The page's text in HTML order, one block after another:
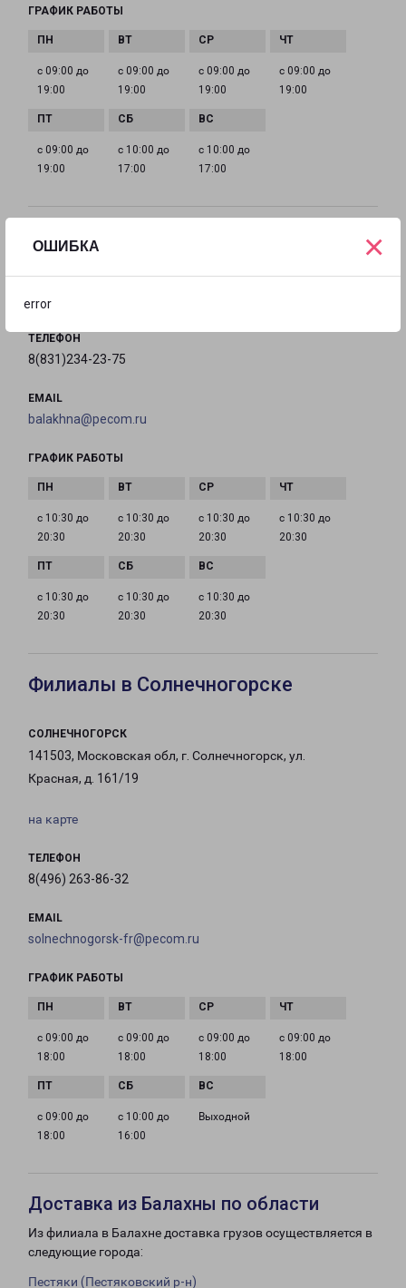
ОШИБКА
error
×
ГРАФИК РАБОТЫ
с 09:00 до
19:00
с 09:00 до
19:00
с 09:00 до
19:00
с 09:00 до
19:00
с 09:00 до
19:00
с 10:00 до
17:00
с 10:00 до
17:00
на карте
ТЕЛЕФОН
8(831)234-23-75
EMAIL
balakhna@pecom.ru
ГРАФИК РАБОТЫ
с 10:30 до
20:30
с 10:30 до
20:30
с 10:30 до
20:30
с 10:30 до
20:30
с 10:30 до
20:30
с 10:30 до
20:30
с 10:30 до
20:30
Филиалы в Солнечногорске
СОЛНЕЧНОГОРСК
141503, Московская обл, г. Солнечногорск, ул.
Красная, д. 161/19
на карте
ТЕЛЕФОН
8(496) 263-86-32
EMAIL
solnechnogorsk-fr@pecom.ru
ГРАФИК РАБОТЫ
с 09:00 до
18:00
с 09:00 до
18:00
с 09:00 до
18:00
с 09:00 до
18:00
с 09:00 до
18:00
с 10:00 до
16:00
Выходной
Доставка из Балахны по области
Из филиала в Балахне доставка грузов осуществляется в
следующие города:
Пестяки (Пестяковский р-н)